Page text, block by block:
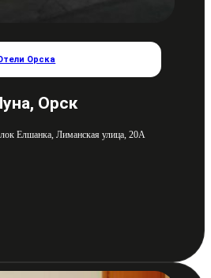
Орска
Орск
Елшанка, Лиманская улица, 20А